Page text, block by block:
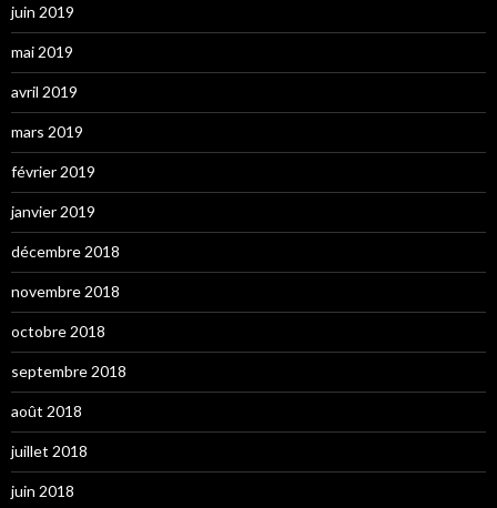
juin 2019
mai 2019
avril 2019
mars 2019
février 2019
janvier 2019
décembre 2018
novembre 2018
octobre 2018
septembre 2018
août 2018
juillet 2018
juin 2018